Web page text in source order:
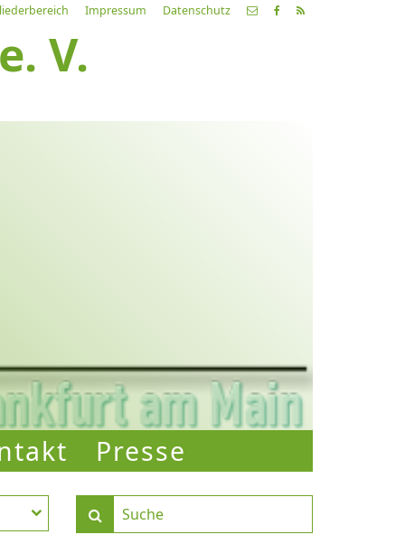
Impressum Datenschutz
V.
Alle
Presse